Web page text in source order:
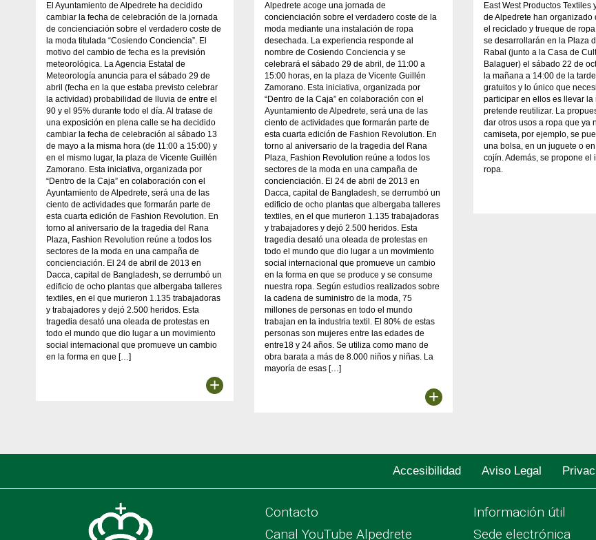
El Ayuntamiento de Alpedrete ha decidido
cambiar la fecha de celebración de la jornada
de concienciación sobre el verdadero coste de
la moda titulada “Cosiendo Conciencia”. El
motivo del cambio de fecha es la previsión
meteorológica. La Agencia Estatal de
Meteorología anuncia para el sábado 29 de
abril (fecha en la que estaba previsto celebrar
la actividad) probabilidad de lluvia de entre el
90 y el 95% durante todo el día. Al tratase de
una exposición en plena calle se ha decidido
cambiar la fecha de celebración al sábado 13
de mayo a la misma hora (de 11:00 a 15:00) y
en el mismo lugar, la plaza de Vicente Guillén
Zamorano. Esta iniciativa, organizada por
“Dentro de la Caja” en colaboración con el
Ayuntamiento de Alpedrete, será una de las
ciento de actividades que formarán parte de
esta cuarta edición de Fashion Revolution. En
torno al aniversario de la tragedia del Rana
Plaza, Fashion Revolution reúne a todos los
sectores de la moda en una campaña de
concienciación. El 24 de abril de 2013 en
Dacca, capital de Bangladesh, se derrumbó un
edificio de ocho plantas que albergaba talleres
textiles, en el que murieron 1.135 trabajadoras
y trabajadores y dejó 2.500 heridos. Esta
tragedia desató una oleada de protestas en
todo el mundo que dio lugar a un movimiento
social internacional que promueve un cambio
en la forma en que […]
+
Alpedrete acoge una jornada de
concienciación sobre el verdadero coste de la
moda mediante una instalación de ropa
desechada. La experiencia responde al
nombre de Cosiendo Conciencia y se
celebrará el sábado 29 de abril, de 11:00 a
15:00 horas, en la plaza de Vicente Guillén
Zamorano. Esta iniciativa, organizada por
“Dentro de la Caja” en colaboración con el
Ayuntamiento de Alpedrete, será una de las
ciento de actividades que formarán parte de
esta cuarta edición de Fashion Revolution. En
torno al aniversario de la tragedia del Rana
Plaza, Fashion Revolution reúne a todos los
sectores de la moda en una campaña de
concienciación. El 24 de abril de 2013 en
Dacca, capital de Bangladesh, se derrumbó un
edificio de ocho plantas que albergaba talleres
textiles, en el que murieron 1.135 trabajadoras
y trabajadores y dejó 2.500 heridos. Esta
tragedia desató una oleada de protestas en
todo el mundo que dio lugar a un movimiento
social internacional que promueve un cambio
en la forma en que se produce y se consume
nuestra ropa. Según estudios realizados sobre
la cadena de suministro de la moda, 75
millones de personas en todo el mundo
trabajan en la industria textil. El 80% de estas
personas son mujeres entre las edades de
entre18 y 24 años. Se utiliza como mano de
obra barata a más de 8.000 niños y niñas. La
mayoría de esas […]
+
East West Productos Textiles
de Alpedrete han organizado
el reciclado y trueque de
se desarrollarán en la Plaza
Rabal (junto a la Casa de
Balaguer) el sábado 22 de
la mañana a 14:00 de la
gratuitos y lo único que
participar en ellos es llevar la
pretende reutilizar. La
dar otros usos a ropa que ya
camiseta, por ejemplo, se
una bolsa, en un juguete o
cojín. Además, se propone el
ropa.
Accesibilidad Aviso Legal
Contacto
Canal YouTube Alpedrete
Información útil
Sede electrónica